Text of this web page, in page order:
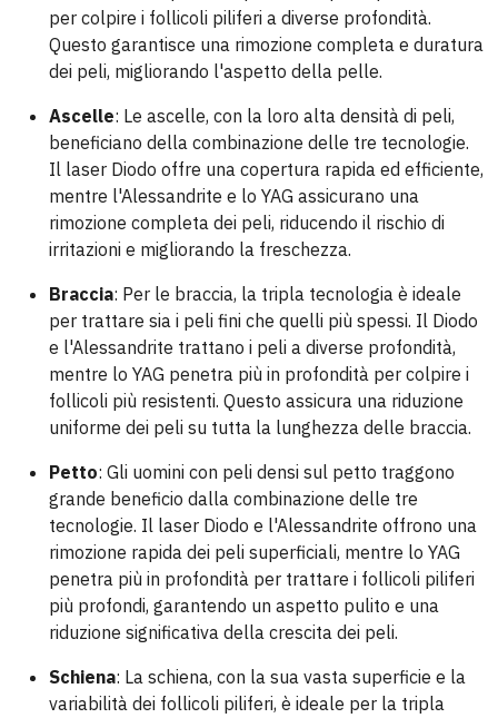
per colpire i follicoli piliferi a diverse profondità.
Questo garantisce una rimozione completa e duratura
dei peli, migliorando l'aspetto della pelle.
Ascelle: Le ascelle, con la loro alta densità di peli,
beneficiano della combinazione delle tre tecnologie.
Il laser Diodo offre una copertura rapida ed efficiente,
mentre l'Alessandrite e lo YAG assicurano una
rimozione completa dei peli, riducendo il rischio di
irritazioni e migliorando la freschezza.
Braccia: Per le braccia, la tripla tecnologia è ideale
per trattare sia i peli fini che quelli più spessi. Il Diodo
e l'Alessandrite trattano i peli a diverse profondità,
mentre lo YAG penetra più in profondità per colpire i
follicoli più resistenti. Questo assicura una riduzione
uniforme dei peli su tutta la lunghezza delle braccia.
Petto: Gli uomini con peli densi sul petto traggono
grande beneficio dalla combinazione delle tre
tecnologie. Il laser Diodo e l'Alessandrite offrono una
rimozione rapida dei peli superficiali, mentre lo YAG
penetra più in profondità per trattare i follicoli piliferi
più profondi, garantendo un aspetto pulito e una
riduzione significativa della crescita dei peli.
Schiena: La schiena, con la sua vasta superficie e la
variabilità dei follicoli piliferi, è ideale per la tripla